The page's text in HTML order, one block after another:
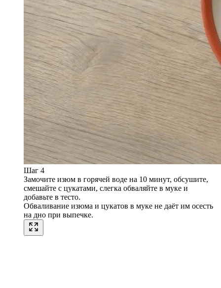
Шаг 4
Замочите изюм в горячей воде на 10 минут, обсушите,
смешайте с цукатами, слегка обваляйте в муке и
добавьте в тесто.
Обваливание изюма и цукатов в муке не даёт им осесть
на дно при выпечке.